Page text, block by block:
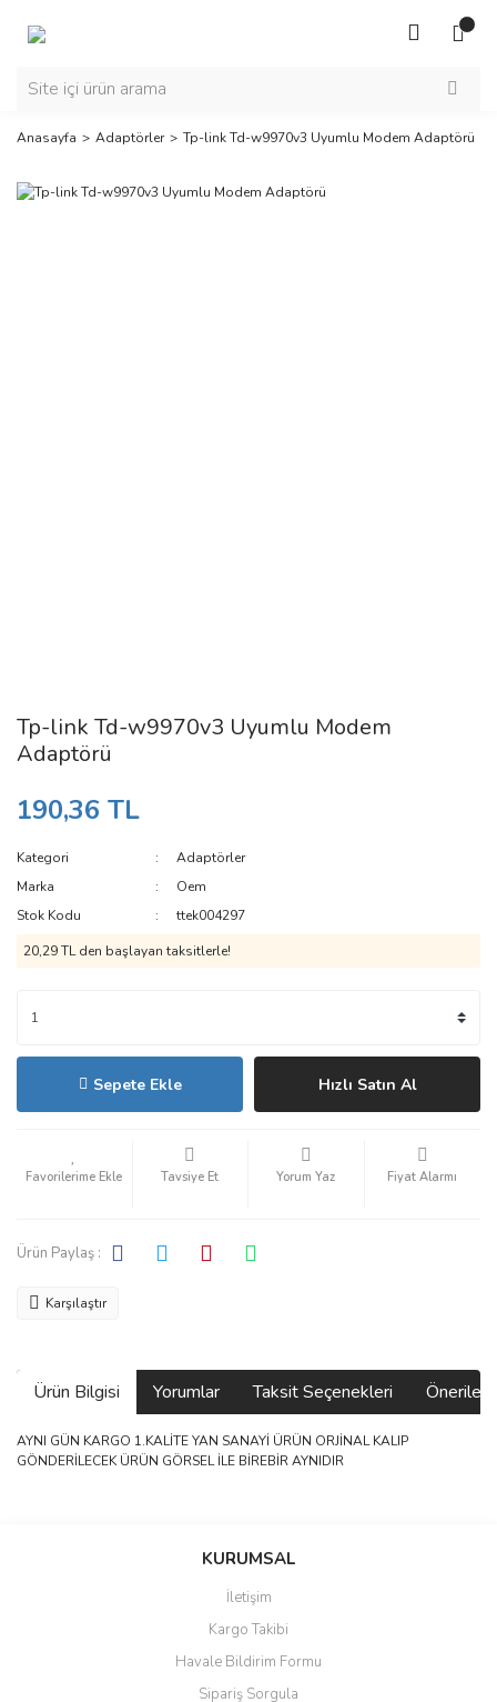
Anasayfa Adaptörler Tp-link Td-w9970v3 Uyumlu Modem Adaptörü
Tp-link Td-w9970v3 Uyumlu Modem
Adaptörü
190,36 TL
Kategori
Adaptörler
Marka
Oem
Stok Kodu
ttek004297
20,29 TL den başlayan taksitlerle!
Sepete Ekle Hızlı Satın Al
Tavsiye Et Yorum Yaz Fiyat Alarmı
Ürün Paylaş :
Karşılaştır
Ürün Bilgisi Yorumlar Taksit Seçenekleri
AYNI GÜN KARGO 1.KALİTE YAN SANAYİ ÜRÜN ORJİNAL KALIP
GÖNDERİLECEK ÜRÜN GÖRSEL İLE BİREBİR AYNIDIR
Bu ürüne ilk yorumu siz yapın!
Ürün resmi kalitesiz, bozuk veya görüntülenemiyor.
Ürün açıklamasında eksik bilgiler bulunuyor.
KURUMSAL
İletişim
Kargo Takibi
Havale Bildirim Formu
Sipariş Sorgula